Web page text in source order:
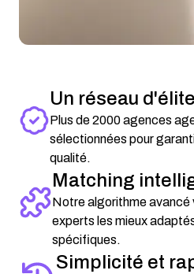
Un réseau d'élite
Plus de 2000 agences
sélectionnées pour
qualité.
Matching
Notre algorithme avancé
experts les mieux
spécifiques.
Simplicité et